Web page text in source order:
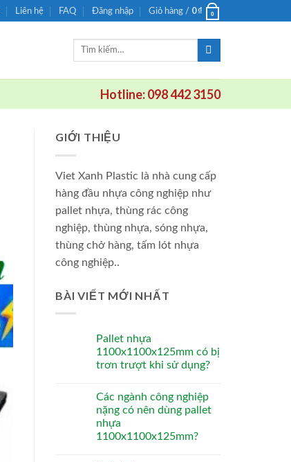
Liên hệ FAQ Đăng nhập Giỏ hàng / 0₫ 0
Tìm
Hotline: 098 442 3150
GIỚI THIỆU
Viet Xanh Plastic là nhà cung cấp
hàng đầu nhựa công nghiệp như
pallet nhựa, thùng rác công
nghiệp, thùng nhựa, sóng nhựa,
thùng chở hàng, tấm lót nhựa
công nghiệp..
BÀI VIẾT MỚI NHẤT
Pallet nhựa
1100x1100x125mm có bị
trơn trượt khi sử dụng?
Các ngành công nghiệp
nặng có nên dùng pallet
nhựa
1100x1100x125mm?